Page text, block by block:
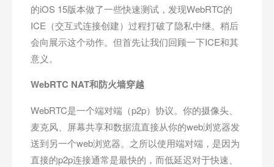
的iOS 15版本做了一些快速测试，发现WebRTC的
ICE（交互式连接创建）过程打破了隐私中继。稍后
会向展示这个动作。但首先让我们回顾一下ICE和其
意义。
WebRTC NAT和防火墙穿越
WebRTC是一个端对端（p2p）协议。你的摄像头、
麦克风、屏幕共享和数据流直接从你的web浏览器发
送到另一个web浏览器。之所以使用端对端，是因为
直接的p2p连接通常是最快的，而低延迟对于快速、